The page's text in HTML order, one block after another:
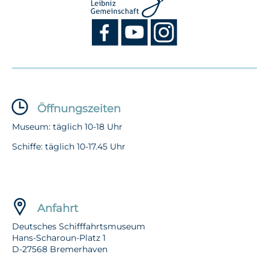
Öffnungszeiten
Museum: täglich 10-18 Uhr
Schiffe: täglich 10-17.45 Uhr
Anfahrt
Deutsches Schifffahrtsmuseum
Hans-Scharoun-Platz 1
D-27568 Bremerhaven